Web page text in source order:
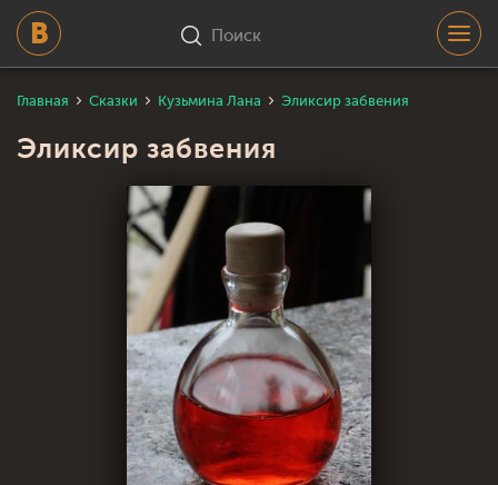
Поиск
Главная Сказки Кузьмина Лана Эликсир забвения
Эликсир забвения